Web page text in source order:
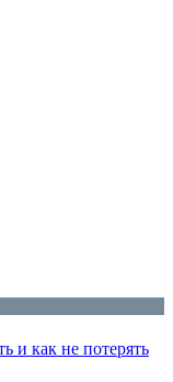
и как не потерять